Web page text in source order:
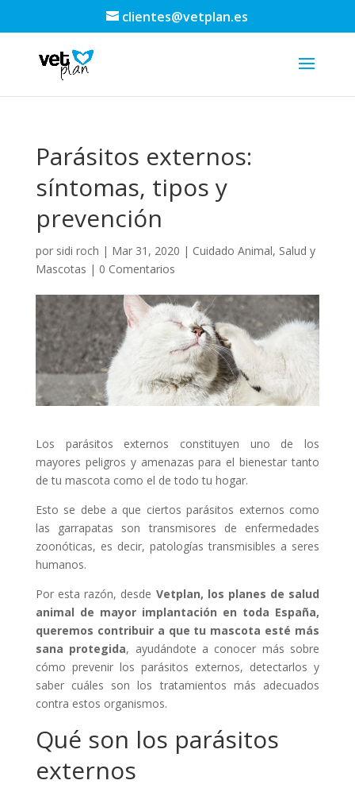
clientes@vetplan.es
Parásitos externos:
síntomas, tipos y
prevención
por sidi roch | Mar 31, 2020 | Cuidado Animal, Salud y
Mascotas | 0 Comentarios
Los parásitos externos constituyen uno de los
mayores peligros y amenazas para el bienestar tanto
de tu mascota como el de todo tu hogar.
Esto se debe a que ciertos parásitos externos como
las garrapatas son transmisores de enfermedades
zoonóticas, es decir, patologías transmisibles a seres
humanos.
Por esta razón, desde Vetplan, los planes de salud
animal de mayor implantación en toda España,
queremos contribuir a que tu mascota esté más
sana protegida, ayudándote a conocer más sobre
cómo prevenir los parásitos externos, detectarlos y
saber cuáles son los tratamientos más adecuados
contra estos organismos.
Qué son los parásitos
externos